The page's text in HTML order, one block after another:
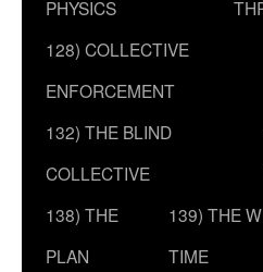
PHYSICS
128) COLLECTIVE
ENFORCEMENT
132) THE BLIND
COLLECTIVE
138) THE
PLAN
139) THE
TIME